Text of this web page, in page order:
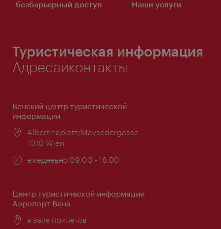
безбарьерный доступ Наши услуги
Туристическая информация
Адресаиконтакты
Венский центр туристической
информации
Расположение:
Albertinaplatz/Maysedergasse
1010 Wien
Часы
ежедневно 09:00 - 18:00
Центр туристической информации
Аэропорт Вена
Расположение:
в зале прилетов